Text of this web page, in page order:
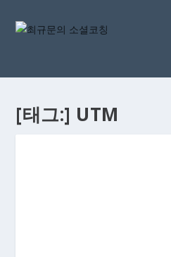
[태그:] UTM